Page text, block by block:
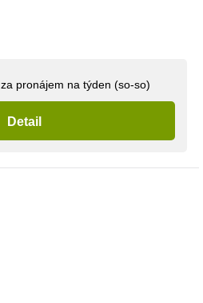
za pronájem na týden (so-so)
Detail